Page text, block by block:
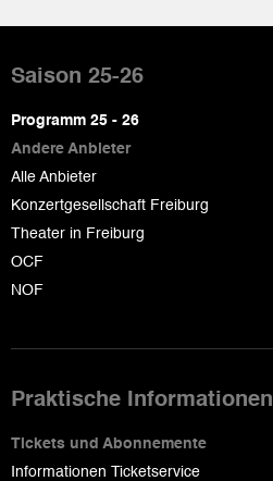
de
page
Saison 25-26
Programm 25 - 26
Andere Anbieter
Alle Anbieter
Konzertgesellschaft Freiburg
Theater in Freiburg
OCF
NOF
Praktische Informationen
Tickets und Abonnemente
Informationen Ticketservice